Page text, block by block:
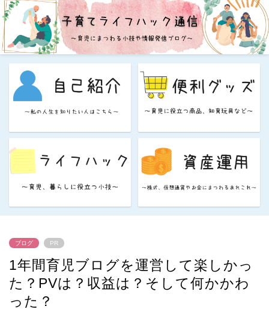
ブログ PR
1年間育児ブログを運営して楽しかっ
た？PVは？収益は？そして何かかわ
った？